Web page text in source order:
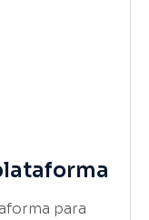
para